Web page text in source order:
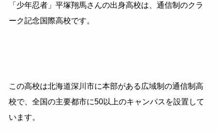
「少年忍者」平塚翔馬さんの出身高校は、通信制のクラ
ーク記念国際高校です。
この高校は北海道深川市に本部がある広域制の通信制高
校で、全国の主要都市に50以上のキャンパスを設置して
います。